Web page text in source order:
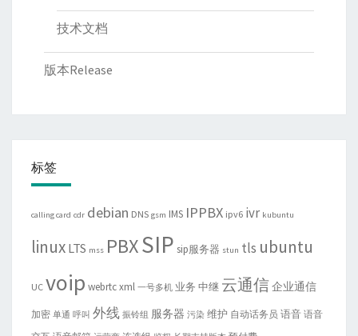
技术文档
版本Release
标签
calling card cdr debian DNS gsm IMS IPPBX ipv6 ivr kubuntu
linux LTS mss PBXSIP sip服务器 stun tls ubuntu
UC voip webrtcxml 一号多机 业务 中继 云通信企业通信
加密 单通 呼叫 外线 振铃组 服务器 污染 维护 自动话务员 语音 语音